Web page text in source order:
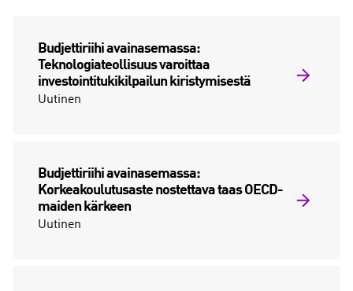
Budjettiriihi avainasemassa:
Teknologiateollisuus varoittaa
investointitukikilpailun kiristymisestä
Uutinen
Budjettiriihi avainasemassa:
Korkeakoulutusaste nostettava taas OECD-
maiden kärkeen
Uutinen